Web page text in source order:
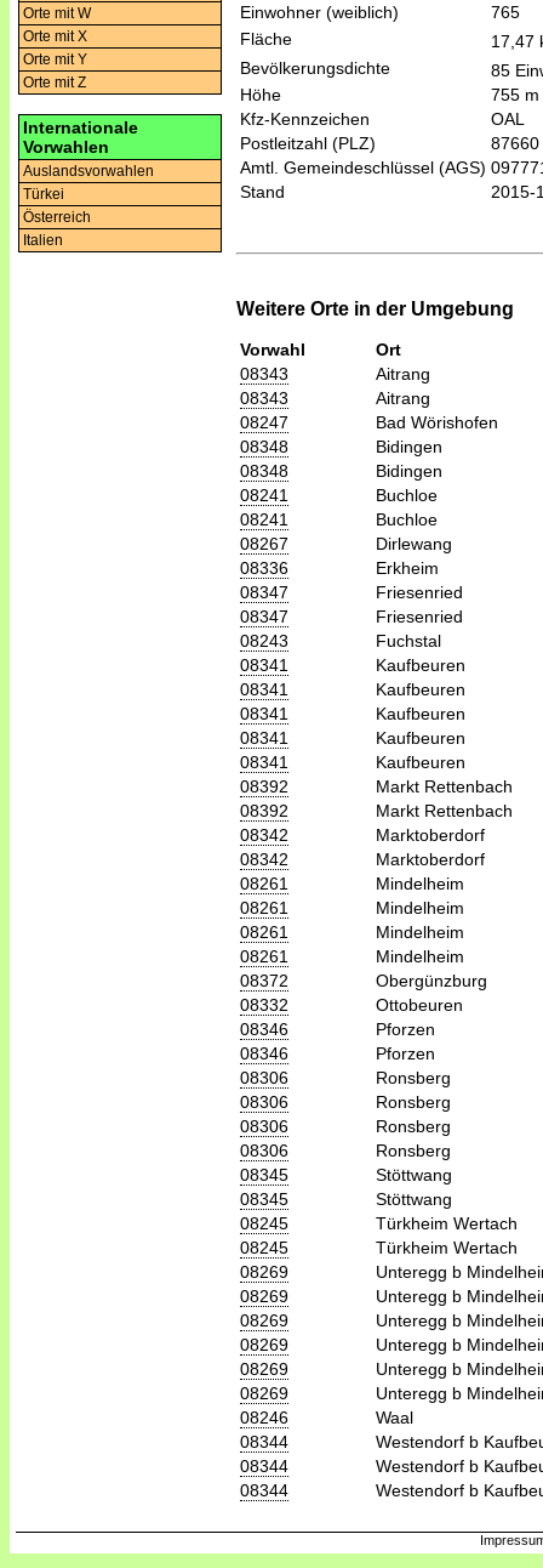
Orte mit W
Orte mit X
Orte mit Y
Orte mit Z
Internationale
Vorwahlen
Auslandsvorwahlen
Türkei
Österreich
Italien
Einwohner (weiblich)
765
Fläche
17,47
Bevölkerungsdichte
85
Höhe
755 m
Kfz-Kennzeichen
OAL
Postleitzahl (PLZ)
87660
Amtl. Gemeindeschlüssel (AGS)
Stand
2015-
Weitere Orte in der Umgebung
Vorwahl
Ort
08343
Aitrang
08343
Aitrang
08247
Bad Wörishofen
08348
Bidingen
08348
Bidingen
08241
Buchloe
08241
Buchloe
08267
Dirlewang
08336
Erkheim
08347
Friesenried
08347
Friesenried
08243
Fuchstal
08341
Kaufbeuren
08341
Kaufbeuren
08341
Kaufbeuren
08341
Kaufbeuren
08341
Kaufbeuren
08392
Markt Rettenbach
08392
Markt Rettenbach
08342
Marktoberdorf
08342
Marktoberdorf
08261
Mindelheim
08261
Mindelheim
08261
Mindelheim
08261
Mindelheim
08372
Obergünzburg
08332
Ottobeuren
08346
Pforzen
08346
Pforzen
08306
Ronsberg
08306
Ronsberg
08306
Ronsberg
08306
Ronsberg
08345
Stöttwang
08345
Stöttwang
08245
Türkheim Wertach
08245
Türkheim Wertach
08269
Unteregg b
08269
Unteregg b
08269
Unteregg b
08269
Unteregg b
08269
Unteregg b
08269
Unteregg b
08246
Waal
08344
Westendorf b
08344
Westendorf b
08344
Westendorf b